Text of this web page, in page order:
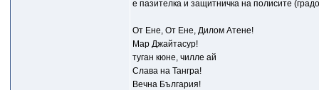
е пазителка и защитничка на полисите
От Ене, От Ене, Дилом Атене!
Мар Джайтасур!
туган кюне, чилле ай
Слава на Тангра!
Вечна България!